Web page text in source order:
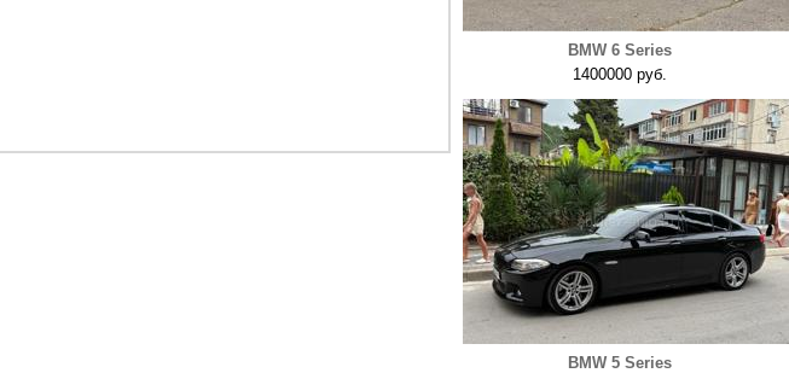
BMW 6 Series
1400000 руб.
BMW 5 Series